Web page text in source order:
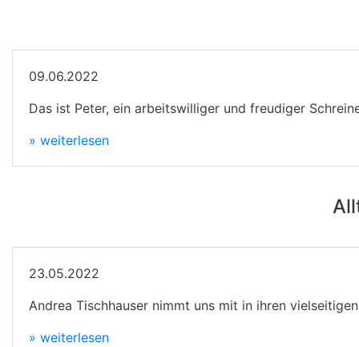
09.06.2022
Das ist Peter, ein arbeitswilliger und freudiger
» weiterlesen
23.05.2022
Andrea Tischhauser nimmt uns mit in ihren
» weiterlesen